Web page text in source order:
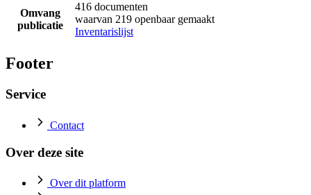
Omvang
publicatie
416 documenten
waarvan 219 openbaar gemaakt
Inventarislijst
Footer
Service
Contact
Over deze site
Over dit platform